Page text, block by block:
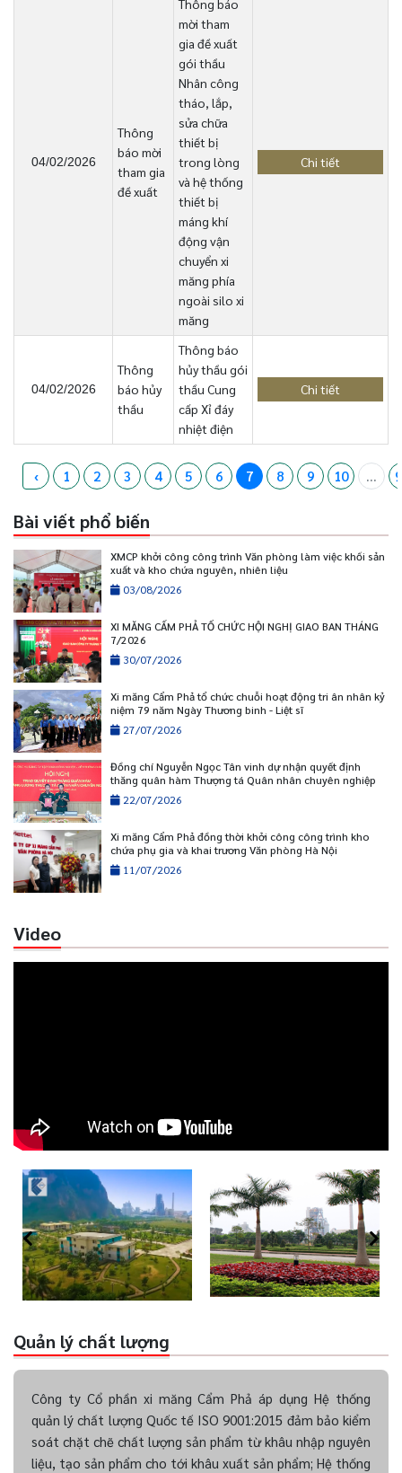
04/02/2026
Thông
báo mời
tham gia
đề xuất
Thông báo
mời tham
gia đề xuất
gói thầu
Nhân công
tháo, lắp,
sửa chữa
thiết bị
trong lòng
và hệ thống
thiết bị
máng khí
động vận
chuyển xi
măng phía
ngoài silo xi
măng
Chi tiết
04/02/2026
Thông
báo hủy
thầu
Thông báo
hủy thầu gói
thầu Cung
cấp Xỉ đáy
nhiệt điện
Chi tiết
‹ 1 2 3 4 5 6 7 8 9 10 ...
Bài viết phổ biến
XMCP khởi công công trình Văn phòng làm việc khối sản
xuất và kho chứa nguyên, nhiên liệu
03/08/2026
XI MĂNG CẨM PHẢ TỔ CHỨC HỘI NGHỊ GIAO BAN THÁNG
7/2026
30/07/2026
Xi măng Cẩm Phả tổ chức chuỗi hoạt động tri ân nhân kỷ
niệm 79 năm Ngày Thương binh - Liệt sĩ
27/07/2026
Đồng chí Nguyễn Ngọc Tân vinh dự nhận quyết định
thăng quân hàm Thượng tá Quân nhân chuyên nghiệp
22/07/2026
Xi măng Cẩm Phả đồng thời khởi công công trình kho
chứa phụ gia và khai trương Văn phòng Hà Nội
11/07/2026
Video
Quản lý chất lượng
Công ty Cổ phần xi măng Cẩm Phả áp dụng Hệ thống
quản lý chất lượng Quốc tế ISO 9001:2015 đảm bảo kiểm
soát chặt chẽ chất lượng sản phẩm từ khâu nhập nguyên
liệu, tạo sản phẩm cho tới khâu xuất sản phẩm; Hệ thống